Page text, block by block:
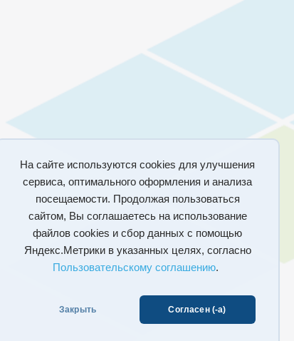
На сайте используются cookies для улучшения
сервиса, оптимального оформления и анализа
посещаемости. Продолжая пользоваться
сайтом, Вы соглашаетесь на использование
файлов cookies и сбор данных с помощью
Яндекс.Метрики в указанных целях, согласно
Пользовательскому соглашению.
Закрыть Согласен (-а)